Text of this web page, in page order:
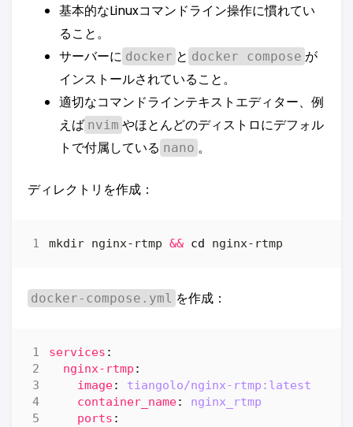
基本的なLinuxコマンドライン操作に慣れてい
ること。
サーバーに docker と docker compose が
インストールされていること。
適切なコマンドラインテキストエディター、例
えば nvim やほとんどのディストロにデフォル
トで付属している nano 。
ディレクトリを作成：
mkdir nginx-rtmp && cd
docker-compose.yml を作成：
services :
nginx-rtmp :
image:
tiangolo/nginx-rtmp:latest
container_name:
nginx_rtmp
ports :